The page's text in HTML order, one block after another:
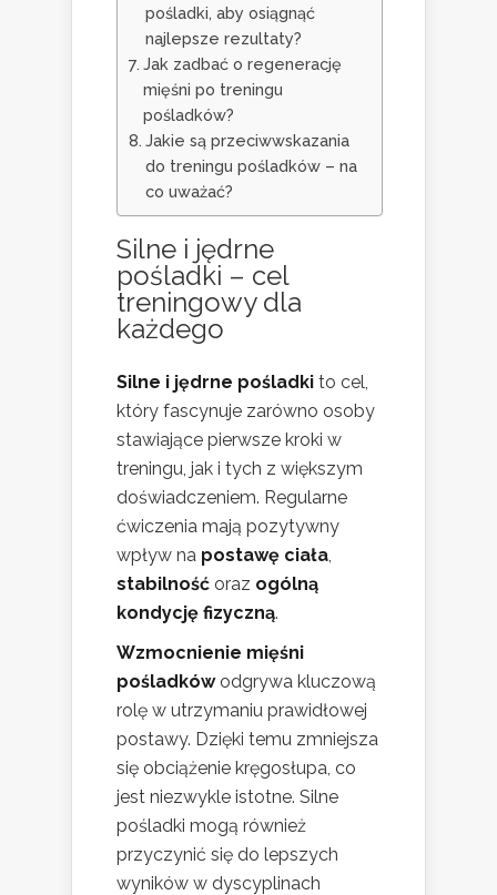
pośladki, aby osiągnąć
najlepsze rezultaty?
Jak zadbać o regenerację
mięśni po treningu
pośladków?
Jakie są przeciwwskazania
do treningu pośladków – na
co uważać?
Silne i jędrne
pośladki – cel
treningowydla
każdego
Silne i jędrne pośladki to cel,
który fascynuje zarówno osoby
stawiające pierwsze kroki w
treningu, jak i tych z większym
doświadczeniem. Regularne
ćwiczenia mają pozytywny
wpływ na postawę ciała
stabilność oraz ogólną
kondycję fizyczną.
Wzmocnienie mięśni
pośladkówodgrywa kluczową
rolę w utrzymaniu prawidłowej
postawy. Dzięki temu zmniejsza
się obciążenie kręgosłupa, co
jest niezwykle istotne. Silne
pośladki mogą również
przyczynić się do lepszych
wyników w dyscyplinach